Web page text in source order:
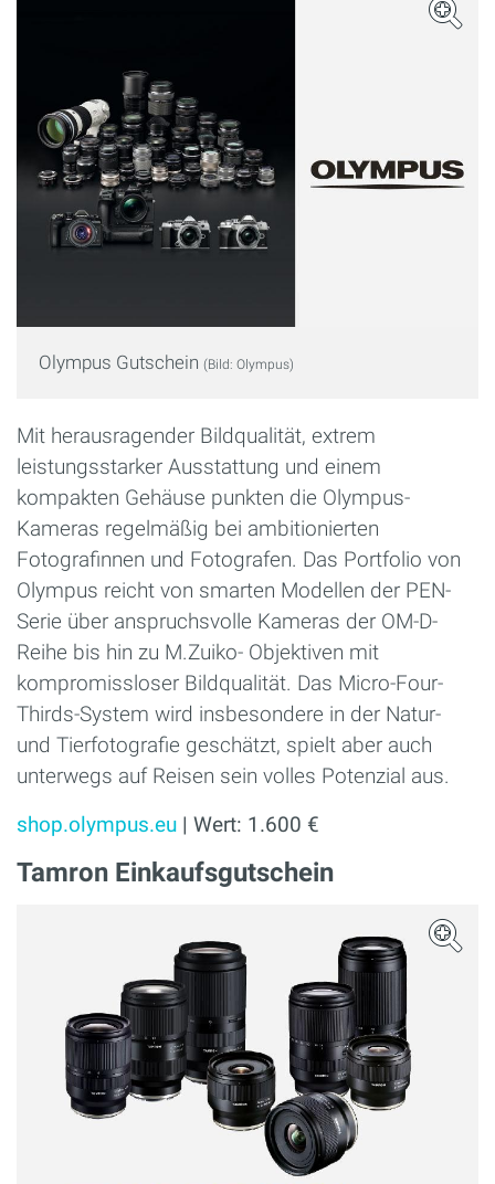
Olympus Gutschein (Bild: Olympus)
Mit herausragender Bildqualität, extrem
leistungsstarker Ausstattung und einem
kompakten Gehäuse punkten die Olympus-
Kameras regelmäßig bei ambitionierten
Fotografinnen und Fotografen. Das Portfolio von
Olympus reicht von smarten Modellen der PEN-
Serie über anspruchsvolle Kameras der OM-D-
Reihe bis hin zu M.Zuiko- Objektiven mit
kompromissloser Bildqualität. Das Micro-Four-
Thirds-System wird insbesondere in der Natur-
und Tierfotografie geschätzt, spielt aber auch
unterwegs auf Reisen sein volles Potenzial aus.
shop.olympus.eu | Wert: 1.600 €
Tamron Einkaufsgutschein